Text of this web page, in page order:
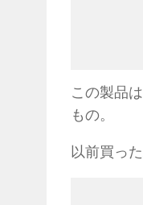
この製品
もの。
以前買った